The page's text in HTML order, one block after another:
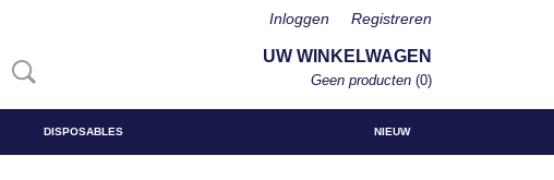
Inloggen Registreren
UW WINKELWAGEN
Geen producten (0)
NIEUW
DISPOSABLES